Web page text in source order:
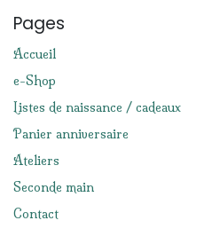
Pages
Accueil
e-Shop
Listes de naissance / cadeaux
Panier anniversaire
Ateliers
Seconde main
Contact